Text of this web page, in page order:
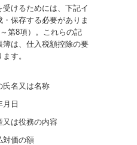
けるためには、下記イ
保存する必要がありま
第8項）。これらの記
は、仕入税額控除の要
す。
名又は名称
日
は役務の内容
価の額